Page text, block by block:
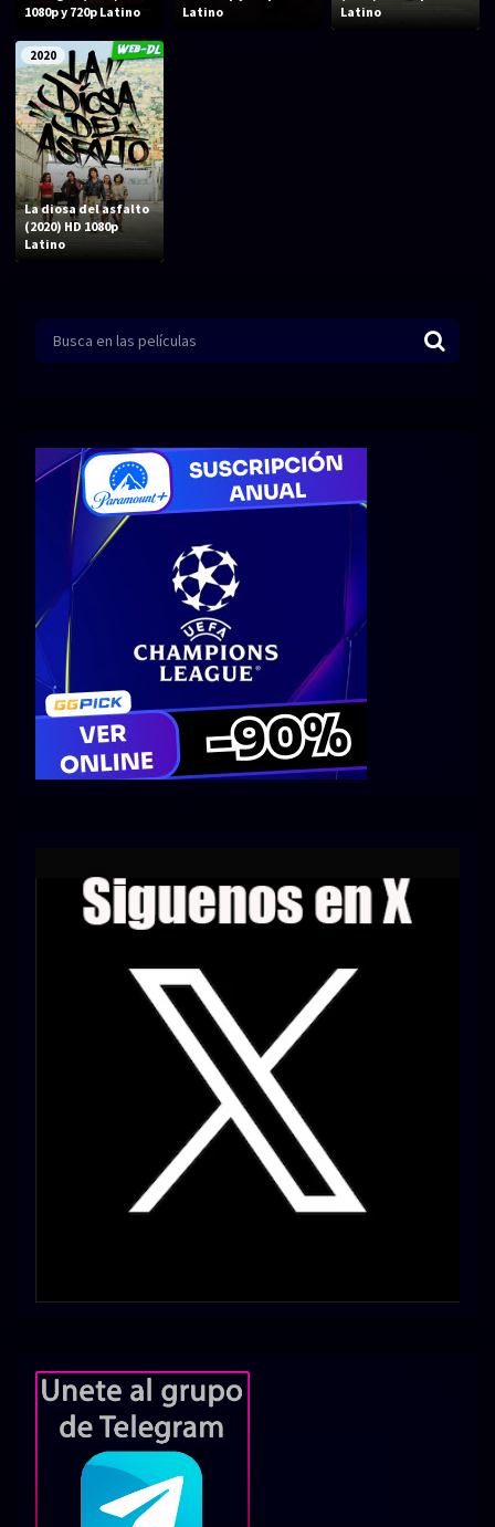
Aventura
Comedia
Terror
Familia
Fantástico
Series 720p 2160p 4K SDR
Series 1080p 60 FPS
¿COMO DESCARGAR?
TIPOS DE CALIDADES
VIP
1080p y 720p Latino
Latino
Latino
2020
La diosa del asfalto
(2020) HD 1080p
Latino